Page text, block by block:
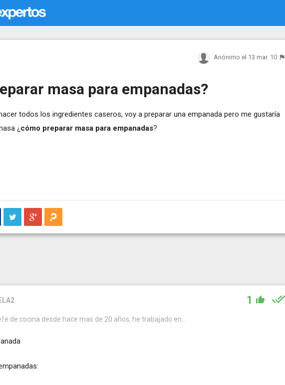
Anónimo el 13 mar. 10
masa para empanadas?
todos los ingredientes caseros, voy a preparar una empanada pero me gustaría
¿ cómo preparar masa para empanadas?
1
de cocina desde hace mas de 20 años, he trabajado en...